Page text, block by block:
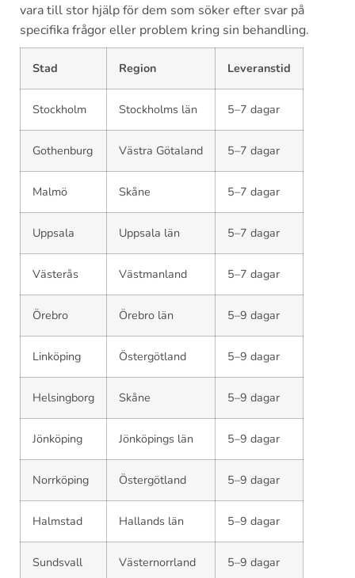
vara till stor hjälp för dem som söker efter svar på
specifika frågor eller problem kring sin behandling.
Stad Region Leveranstid
Stockholm Stockholms län 5–7 dagar
Gothenburg Västra Götaland 5–7 dagar
Malmö Skåne 5–7 dagar
Uppsala Uppsala län 5–7 dagar
Västerås Västmanland 5–7 dagar
Örebro Örebro län 5–9 dagar
Linköping Östergötland 5–9 dagar
Helsingborg Skåne 5–9 dagar
Jönköping Jönköpings län 5–9 dagar
Norrköping Östergötland 5–9 dagar
Halmstad Hallands län 5–9 dagar
Sundsvall Västernorrland 5–9 dagar